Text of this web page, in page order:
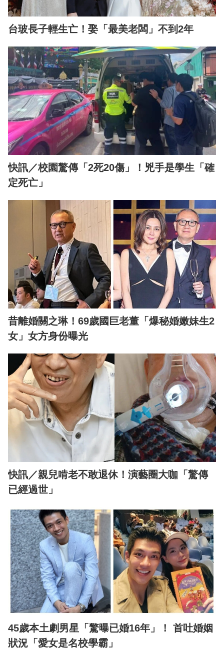
台玻長子輕生亡！娶「最美老闆」不到2年
快訊／校園驚傳「2死20傷」！兇手是學生「確
定死亡」
昔離婚關之琳！69歲國巨老董「爆秘婚嫩妹生2
女」女方身份曝光
快訊／親兒啃老不敢退休！演藝圈大咖「驚傳
已經過世」
45歲本土劇男星「驚曝已婚16年」！ 首吐婚姻
狀況「愛女是名校學霸」